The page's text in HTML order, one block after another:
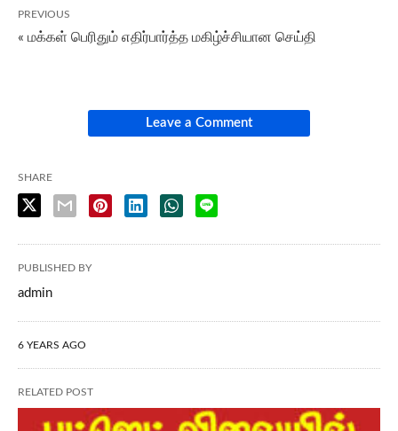
PREVIOUS
« மக்கள் பெரிதும் எதிர்பார்த்த மகிழ்ச்சியான செய்தி
Leave a Comment
SHARE
PUBLISHED BY
admin
6 YEARS AGO
RELATED POST